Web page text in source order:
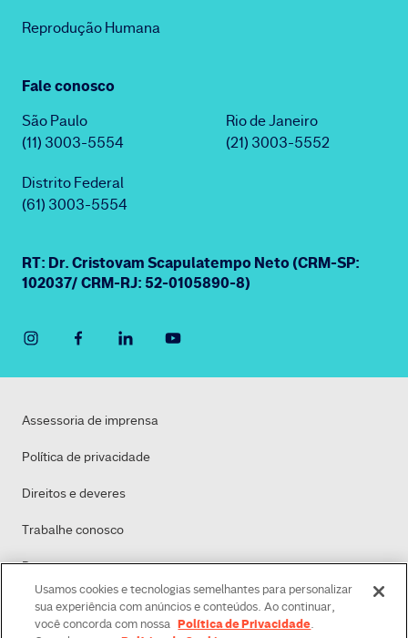
Reprodução Humana
Fale conosco
São Paulo
(11) 3003-5554
Rio de Janeiro
(21) 3003-5552
Distrito Federal
(61) 3003-5554
RT: Dr. Cristovam Scapulatempo Neto (CRM-SP:
102037/ CRM-RJ: 52-0105890-8)
Assessoria de imprensa
Política de privacidade
Direitos e deveres
Trabalhe conosco
Dasa
Política de Cookies
Usamos cookies e tecnologias semelhantes para personalizar
sua experiência com anúncios e conteúdos. Ao continuar,
você concorda com nossa Política de Privacidade.